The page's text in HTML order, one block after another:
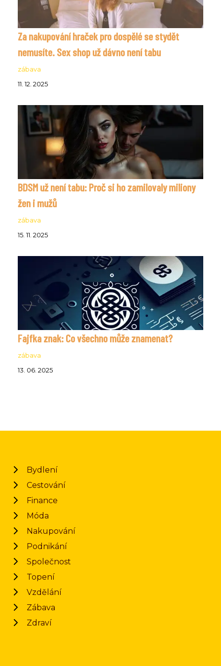
Za nakupování hraček pro dospělé se stydět
nemusíte. Sex shop už dávno není tabu
zábava
11. 12. 2025
BDSM už není tabu: Proč si ho zamilovaly miliony
žen i mužů
zábava
15. 11. 2025
Fajfka znak: Co všechno může znamenat?
zábava
13. 06. 2025
Bydlení
Cestování
Finance
Móda
Nakupování
Podnikání
Společnost
Topení
Vzdělání
Zábava
Zdraví